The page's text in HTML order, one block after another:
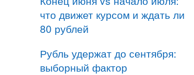
что движет курсом и ждать ли
80 рублей
Рубль удержат до сентября:
выборный фактор